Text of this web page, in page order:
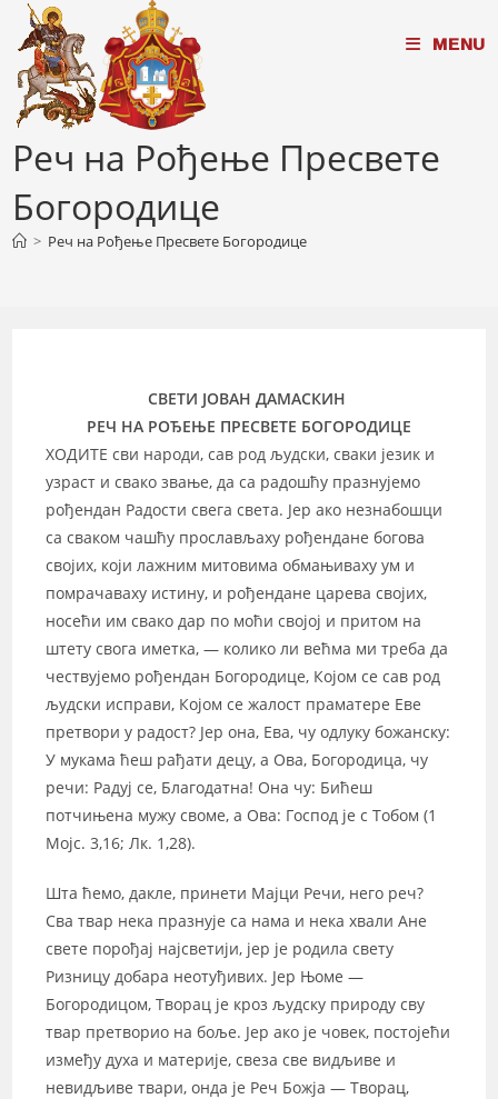
Skip
content
MENU
Реч на Рођење Пресвете
Богородице
> Реч на Рођење Пресвете Богородице
СВЕТИ ЈОВАН ДАМАСКИН
РЕЧ НА РОЂЕЊЕ ПРЕСВЕТЕ БОГОРОДИЦЕ
ХОДИТЕ сви народи, сав род људски, сваки језик и
узраст и свако звање, да са радошћу празнујемо
рођендан Радости свега света. Јер ако незнабошци
са сваком чашћу прослављаху рођендане богова
својих, који лажним митовима обмањиваху ум и
помрачаваху истину, и рођендане царева својих,
носећи им свако дар по моћи својој и притом на
штету свога иметка, — колико ли већма ми треба да
чествујемо рођендан Богородице, Којом се сав род
људски исправи, Којом се жалост праматере Еве
претвори у радост? Јер она, Ева, чу одлуку божанску:
У мукама ћеш рађати децу, а Ова, Богородица, чу
речи: Радуј се, Благодатна! Она чу: Бићеш
потчињена мужу своме, а Ова: Господ је с Тобом (1
Мојс. 3,16; Лк. 1,28).
Шта ћемо, дакле, принети Мајци Речи, него реч?
Сва твар нека празнује са нама и нека хвали Ане
свете порођај најсветији, јер је родила свету
Ризницу добара неотуђивих. Јер Њоме —
Богородицом, Творац је кроз људску природу сву
твар претворио на боље. Јер ако је човек, постојећи
између духа и материје, свеза све видљиве и
невидљиве твари, онда је Реч Божја — Творац,